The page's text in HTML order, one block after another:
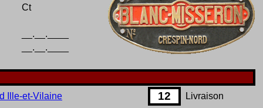
Ct
__.__.____
__.__.____
Ille-et-Vilaine 12 Livraison